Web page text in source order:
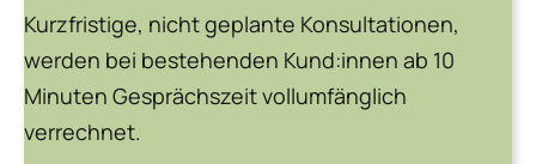
Kurzfristige, nicht geplante Konsultationen,
werden bei bestehenden Kund:innen ab 10
Minuten Gesprächszeit vollumfänglich
verrechnet.